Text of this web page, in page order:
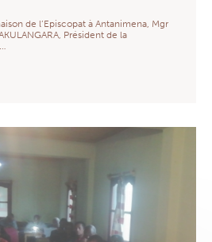
de l’Episcopat à Antanimena, Mgr
Président de la